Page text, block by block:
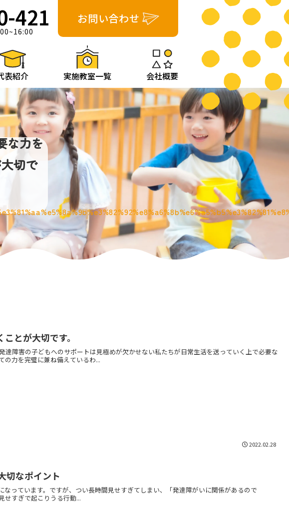
421 お問い合わせ
表紹介 実施教室一覧 会社概要
な力を
切で
とが大切です。
障害の子どもへのサポートは見極めが欠かせない私たちが日常生活を送っていく上で必要な
の力を完璧に兼ね備えているわ...
2022.02.28
切なポイント
っています。ですが、つい長時間見せすぎてしまい、「発達障がいに関係があるので
せすぎで起こりうる行動...